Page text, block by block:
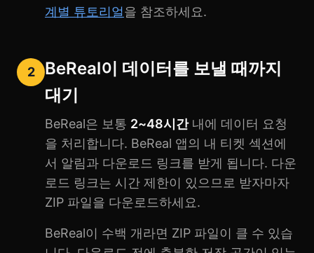
계별 튜토리얼을 참조하세요.
2
BeReal이 데이터를 보낼 때까지
대기
BeReal은 보통 2~48시간내에 데이터 요청
을 처리합니다. BeReal 앱의 내 티켓 섹션에
서 알림과 다운로드 링크를 받게 됩니다. 다운
로드 링크는 시간 제한이 있으므로 받자마자
ZIP 파일을 다운로드하세요.
BeReal이 수백 개라면 ZIP 파일이 클 수 있습